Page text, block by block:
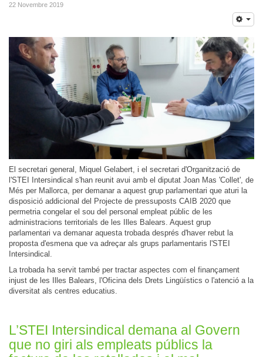
22 Novembre 2019
El secretari general, Miquel Gelabert, i el secretari d'Organització de
l'STEI Intersindical s'han reunit avui amb el diputat Joan Mas 'Collet', de
Més per Mallorca, per demanar a aquest grup parlamentari que aturi la
disposició addicional del Projecte de pressuposts CAIB 2020 que
permetria congelar el sou del personal empleat públic de les
administracions territorials de les Illes Balears. Aquest grup
parlamentari va demanar aquesta trobada després d'haver rebut la
proposta d'esmena que va adreçar als grups parlamentaris l'STEI
Intersindical.
La trobada ha servit també per tractar aspectes com el finançament
injust de les Illes Balears, l'Oficina dels Drets Lingüístics o l'atenció a la
diversitat als centres educatius.
L’STEI Intersindical demana al Govern
que no giri als empleats públics la